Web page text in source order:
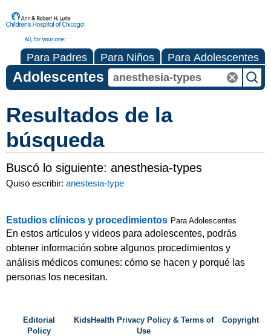
Para Padres Para Niños Para Adolescentes
Adolescentes
Resultados de la
búsqueda
Buscó lo siguiente: anesthesia-types
Quiso escribir: anestesia-type
Estudios clínicos y procedimientos Para Adolescentes
En estos artículos y videos para adolescentes, podrás
obtener información sobre algunos procedimientos y
análisis médicos comunes: cómo se hacen y porqué las
personas los necesitan.
Editorial
Policy
KidsHealth Privacy Policy & Terms of
Use
Copyright